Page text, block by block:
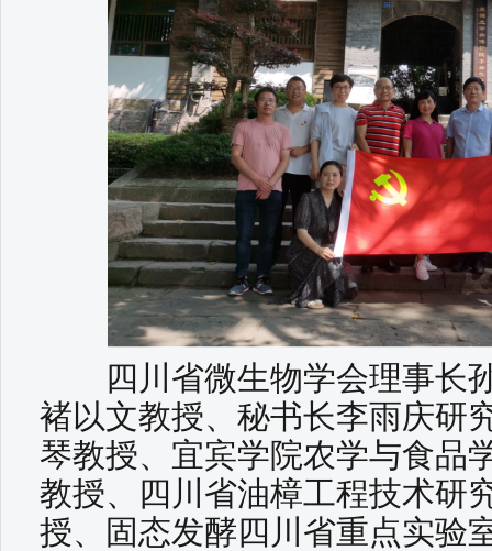
四川省微生物学会理事长
褚以文教授、秘书长李雨庆研
琴教授、宜宾学院农学与食品
教授、四川省油樟工程技术研
授、固态发酵四川省重点实验